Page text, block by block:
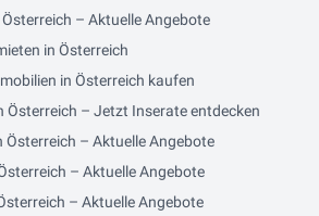
– Aktuelle Angebote
in Österreich
in Österreich kaufen
Österreich – Jetzt Inserate entdecken
Österreich – Aktuelle Angebote
– Aktuelle Angebote
– Aktuelle Angebote